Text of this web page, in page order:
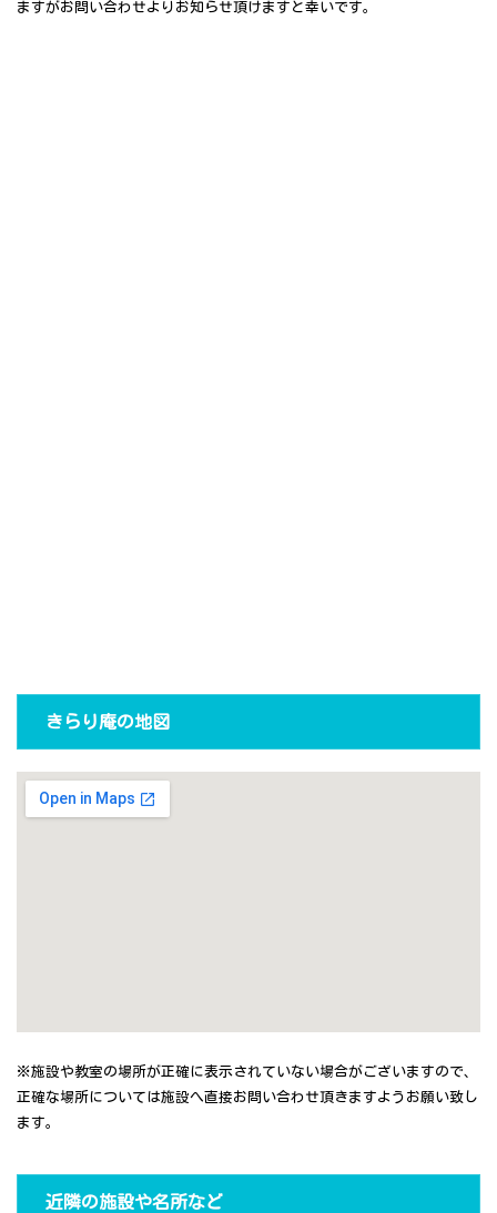
ますがお問い合わせよりお知らせ頂けますと幸いです。
きらり庵の地図
※施設や教室の場所が正確に表示されていない場合がございますので、
正確な場所については施設へ直接お問い合わせ頂きますようお願い致し
ます。
近隣の施設や名所など